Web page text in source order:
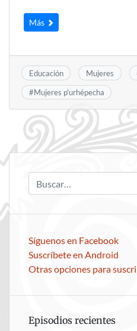
Más
Educación Mujeres
#Mujeres p'urhépecha
Síguenos en Facebook
Suscríbete en Android
Otras opciones para
Episodios recientes